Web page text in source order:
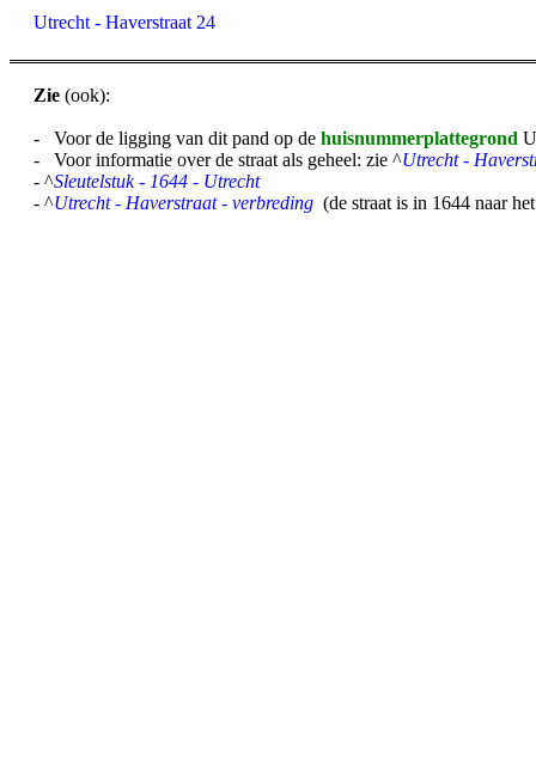
Utrecht - Haverstraat 24
Zie (ook):
- Voor de ligging van dit pand op de huisnummerplattegrond
- Voor informatie over de straat als geheel: zie ^Utrecht -
- ^Sleutelstuk - 1644 - Utrecht
- ^Utrecht - Haverstraat - verbreding (de straat is in 1644 naar